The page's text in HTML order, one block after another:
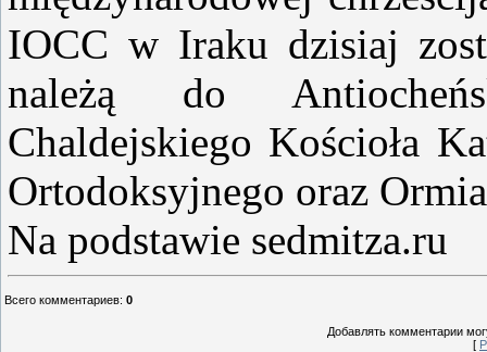
IOCC w Iraku dzisiaj
należą do
Chaldejskiego Kościoła
Ortodoksyjnego oraz
Na podstawie sedmitza.ru
Всего комментариев: 0
Добавлять комментарии
[